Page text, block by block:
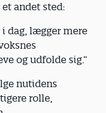
andet sted:
dag, lægger mere
og udfolde sig.”
nutidens
rolle,